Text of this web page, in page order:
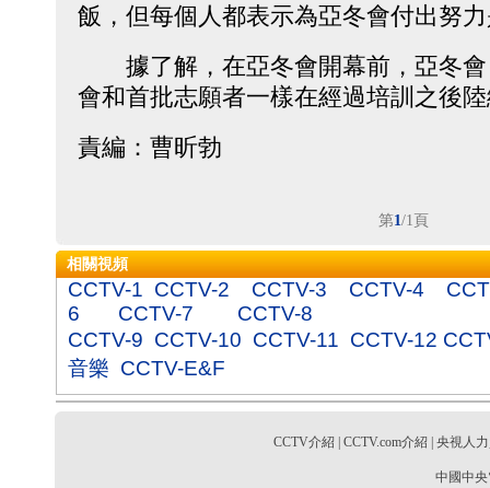
飯，但每個人都表示為亞冬會付出努
據了解，在亞冬會開幕前，亞冬會
會和首批志願者一樣在經過培訓之後
責編：曹昕勃
第1/1頁
相關視頻
CCTV-1 CCTV-2 CCTV-3 CCTV-4
6
CCTV-7
CCTV-8
CCTV-9 CCTV-10 CCTV-11 CCTV-12
音樂 CCTV-E&F
CCTV介紹| CCTV.com介紹| 央視人
中國中